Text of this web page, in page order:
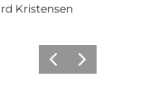
Kristensen
ZurückWeiter